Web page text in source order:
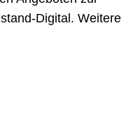
Digital. Weitere